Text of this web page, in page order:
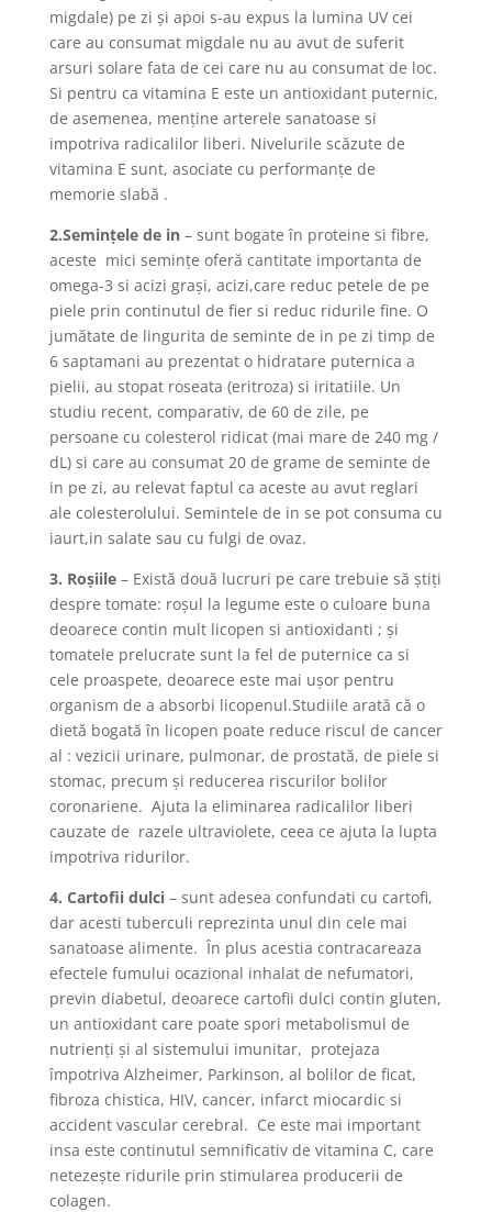
migdale) pe zi şi apoi s-au expus la lumina UV cei
care au consumat migdale nu au avut de suferit
arsuri solare fata de cei care nu au consumat de loc.
Si pentru ca vitamina E este un antioxidant puternic,
de asemenea, menţine arterele sanatoase si
impotriva radicalilor liberi. Nivelurile scăzute de
vitamina E sunt, asociate cu performanţe de
memorie slabă .
2.Seminţele de in– sunt bogate în proteine si fibre,
aceste mici seminţe oferă cantitate importanta de
omega-3 si acizi graşi, acizi,care reduc petele de pe
piele prin continutul de fier si reduc ridurile fine. O
jumătate de lingurita de seminte de in pe zi timp de
6 saptamani au prezentat o hidratare puternica a
pielii, au stopat roseata (eritroza) si iritatiile. Un
studiu recent, comparativ, de 60 de zile, pe
persoane cu colesterol ridicat (mai mare de 240 mg /
dL) si care au consumat 20 de grame de seminte de
in pe zi, au relevat faptul ca aceste au avut reglari
ale colesterolului. Semintele de in se pot consuma cu
iaurt,in salate sau cu fulgi de ovaz.
3. Roşiile– Există două lucruri pe care trebuie să ştiţi
despre tomate: roşul la legume este o culoare buna
deoarece contin mult licopen si antioxidanti ; şi
tomatele prelucrate sunt la fel de puternice ca si
cele proaspete, deoarece este mai uşor pentru
organism de a absorbi licopenul.Studiile arată că o
dietă bogată în licopen poate reduce riscul de cancer
al : vezicii urinare, pulmonar, de prostată, de piele si
stomac, precum şi reducerea riscurilor bolilor
coronariene. Ajuta la eliminarea radicalilor liberi
cauzate de razele ultraviolete, ceea ce ajuta la lupta
impotriva ridurilor.
4. Cartofii dulci– sunt adesea confundati cu cartofi,
dar acesti tuberculi reprezinta unul din cele mai
sanatoase alimente. În plus acestia contracareaza
efectele fumului ocazional inhalat de nefumatori,
previn diabetul, deoarece cartofii dulci contin gluten,
un antioxidant care poate spori metabolismul de
nutrienţi şi al sistemului imunitar, protejaza
împotriva Alzheimer, Parkinson, al bolilor de ficat,
fibroza chistica, HIV, cancer, infarct miocardic si
accident vascular cerebral. Ce este mai important
insa este continutul semnificativ de vitamina C, care
netezeşte ridurile prin stimularea producerii de
colagen.